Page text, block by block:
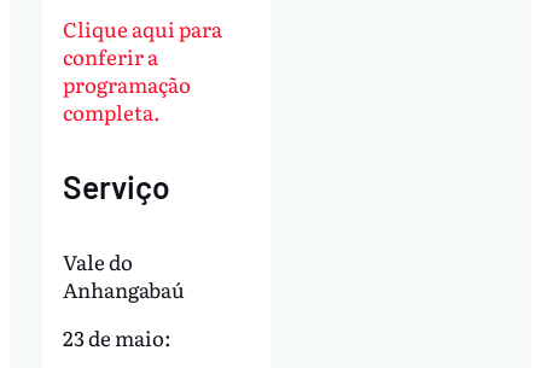
Clique aqui para
conferir a
programação
completa.
Serviço
Vale do
Anhangabaú
23 de maio: